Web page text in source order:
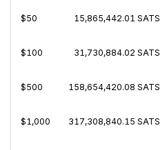
$50 15,865,442.01 SATS
$100 31,730,884.02 SATS
$500 158,654,420.08 SATS
$1,000 317,308,840.15 SATS